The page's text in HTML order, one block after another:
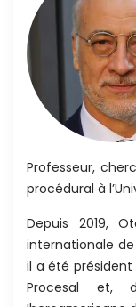
Professeur,
procédural à
Depuis 2019,
internationale de
il a été président
Procesal et,